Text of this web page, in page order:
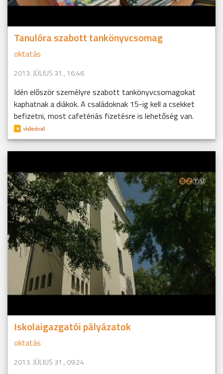
Tanulóra szabott tankönyvcsomag
oktatás
2013. JÚLIUS 31., 16:46
Idén először személyre szabott tankönyvcsomagokat
kaphatnak a diákok. A családoknak 15-ig kell a csekket
befizetni, most cafetériás fizetésre is lehetőség van.
Iskolaigazgatói pályázatok
oktatás
2013. JÚLIUS 31., 09:24